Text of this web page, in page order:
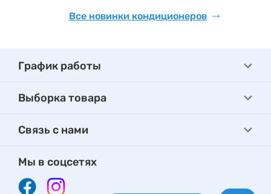
Все новинки кондиционеров
График работы
Выборка товара
Связь с нами
Мы в соцсетях